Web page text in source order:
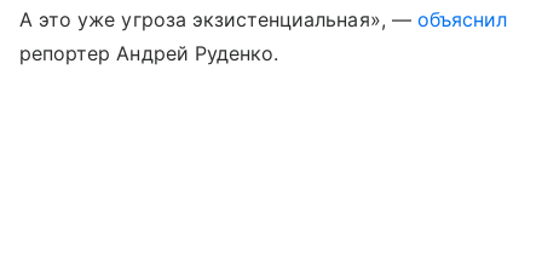
А это уже угроза экзистенциальная», — объяснил
репортер Андрей Руденко.